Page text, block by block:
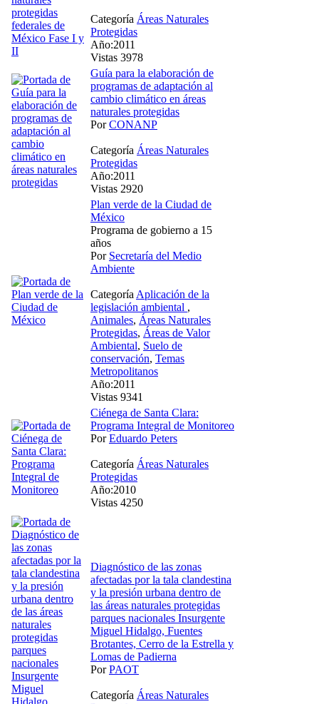
Categoría Áreas Naturales
Protegidas
Año:2011
Vistas 3978
Guía para la elaboración de
programas de adaptación al
cambio climático en áreas
naturales protegidas
PorCONANP
Categoría Áreas Naturales
Protegidas
Año:2011
Vistas 2920
Plan verde de la Ciudad de
México
Programa de gobierno a 15
años
Por Secretaría del Medio
Ambiente
Categoría Aplicación de la
legislación ambiental ,
Animales, Áreas Naturales
Protegidas, Áreas de Valor
Ambiental, Suelo de
conservación, Temas
Metropolitanos
Año:2011
Vistas 9341
Ciénega de Santa Clara:
Programa Integral de Monitoreo
PorEduardo Peters
Categoría Áreas Naturales
Protegidas
Año:2010
Vistas 4250
Diagnóstico de las zonas
afectadas por la tala clandestina
y la presión urbana dentro de
las áreas naturales protegidas
parques nacionales Insurgente
Miguel Hidalgo, Fuentes
Brotantes, Cerro de la Estrella y
Lomas de Padierna
PorPAOT
Categoría Áreas Naturales